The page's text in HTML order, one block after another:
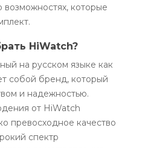
возможностях, которые
HiWatch?
на русском языке как
собой бренд, который
и надежностью.
от HiWatch
превосходное качество
спектр